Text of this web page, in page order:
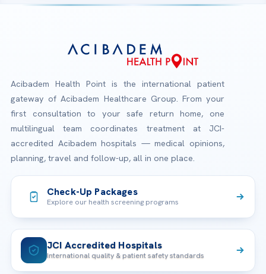
Acibadem Health Point is the international patient
gateway of Acibadem Healthcare Group. From your
first consultation to your safe return home, one
multilingual team coordinates treatment at JCI-
accredited Acibadem hospitals — medical opinions,
planning, travel and follow-up, all in one place.
Check-Up Packages
Explore our health screening programs
JCI Accredited Hospitals
International quality & patient safety standards